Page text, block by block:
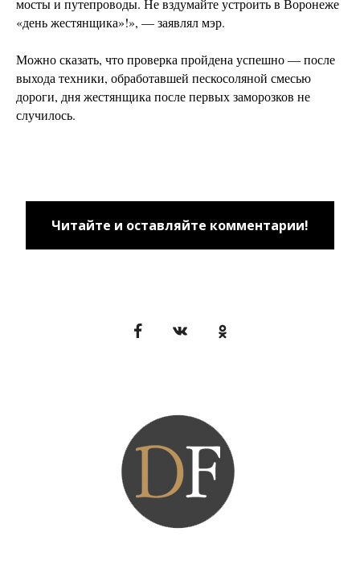
мосты и путепроводы. Не вздумайте устроить в Воронеже
«день жестянщика»!», — заявлял мэр.
Можно сказать, что проверка пройдена успешно — после
выхода техники, обработавшей пескосоляной смесью
дороги, дня жестянщика после первых заморозков не
случилось.
Читайте и оставляйте комментарии!